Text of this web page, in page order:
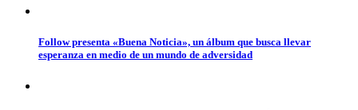
Follow presenta «Buena Noticia», un álbum que busca llevar
esperanza en medio de un mundo de adversidad